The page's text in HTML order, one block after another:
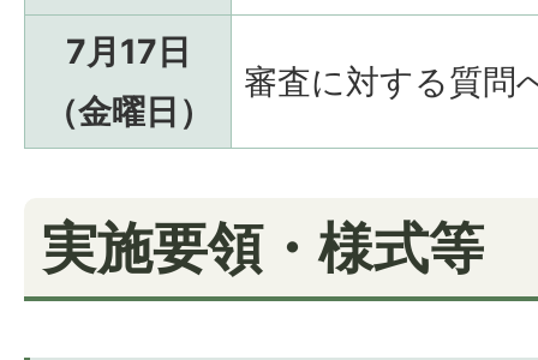
7月17日
（金曜日）
審査に対する質問
実施要領・様式等